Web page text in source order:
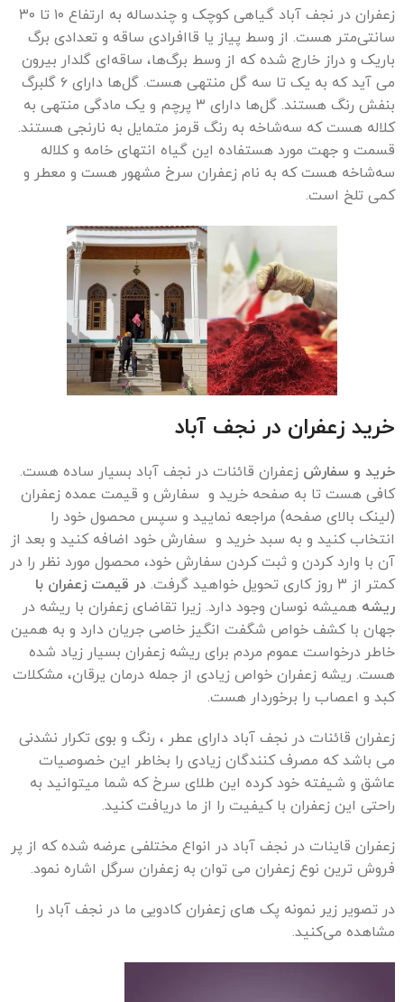
زعفران در نجف آباد گیاهی کوچک و چندساله به ارتفاع ۱۰ تا ۳۰
سانتی‌متر هست. از وسط پیاز یا قاافراد‌ی ساقه و تعدادی برگ
باریک و دراز خارج شده که از وسط برگ‌ها، ساقه‌ای گلدار بیرون‌
می آید که به یک تا سه گل منتهی هست. گل‌ها دارای ۶ گلبرگ
بنفش‌ رنگ هستند. گل‌ها دارای ۳ پرچم و یک مادگی منتهی به
کلاله هست که سه‌شاخه به رنگ قرمز متمایل به نارنجی هستند.
قسمت و جهت مورد هستفاده این گیاه انتهای خامه و کلاله
سه‌شاخه هست که به نام زعفران سرخ مشهور هست و معطر و
کمی تلخ است.
خرید زعفران در نجف آباد
خرید و سفارش زعفران قائنات در نجف آباد بسیار ساده هست.
کافی هست تا به صفحه خرید و سفارش و قیمت عمده زعفران
(لینک بالای صفحه) مراجعه نمایید و سپس محصول خود را
انتخاب کنید و به سبد خرید و سفارش خود اضافه کنید و بعد از
آن با وارد کردن و ثبت کردن سفارش خود، محصول مورد نظر را در
کمتر از 3 روز کاری تحویل خواهید گرفت.
در قیمت زعفران با
ریشه همیشه نوسان وجود دارد. زیرا تقاضای زعفران با ریشه در
جهان با کشف خواص شگفت انگیز خاصی جریان دارد و به همین
خاطر درخواست عموم مردم برای ریشه زعفران بسیار زیاد شده
هست. ریشه زعفران خواص زیادی از جمله درمان یرقان، مشکلات
کبد و اعصاب را برخوردار هست.
زعفران قائنات در نجف آباد دارای عطر ، رنگ و بوی تکرار نشدنی
می باشد که مصرف کنندگان زیادی را بخاطر این خصوصیات
عاشق و شیفته خود کرده این طلای سرخ که شما میتوانید به
راحتی این زعفران با کیفیت را از ما دریافت کنید.
زعفران قاینات در نجف آباد در انواع مختلفی عرضه شده که از پر
فروش ترین نوع زعفران می توان به زعفران سرگل اشاره نمود.
در تصویر زیر نمونه پک های زعفران کادویی ما در نجف آباد را
مشاهده می‌کنید.